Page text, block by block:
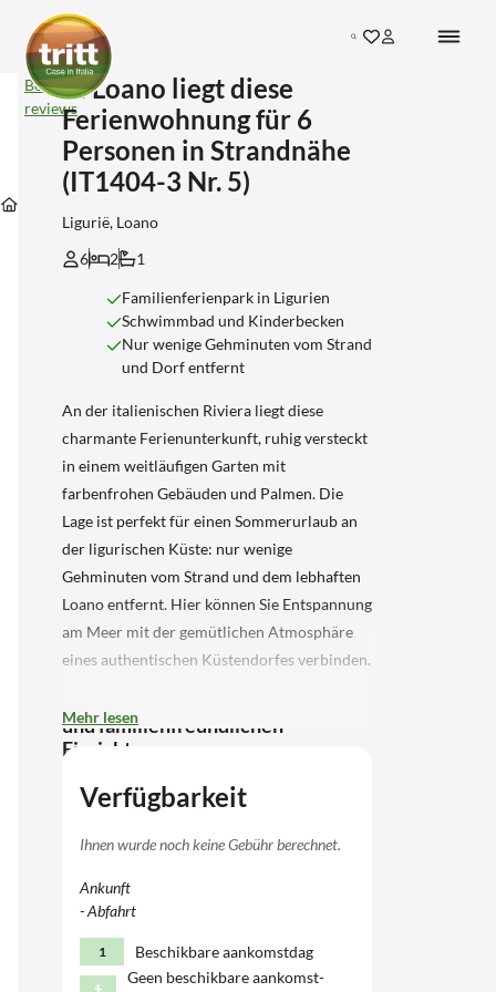
Search
Unterkünfte
Ligurie
Unterkünfte
Savona
Unterkünfte
Loano
In
Loano
liegt
Ferienwohnung
für
6
in
(IT1404-
Nr.
5)
Bekijk
reviews
In Loano liegt diese
Ferienwohnung für 6
Personen in Strandnähe
(IT1404-3 Nr. 5)
Ligurië, Loano
6
2 1
Familienferienpark in Ligurien
Schwimmbad und Kinderbecken
Nur wenige Gehminuten vom Strand
und Dorf entfernt
An der italienischen Riviera liegt diese
charmante Ferienunterkunft, ruhig versteckt
in einem weitläufigen Garten mit
farbenfrohen Gebäuden und Palmen. Die
Lage ist perfekt für einen Sommerurlaub an
der ligurischen Küste: nur wenige
Gehminuten vom Strand und dem lebhaften
Loano entfernt. Hier können Sie Entspannung
am Meer mit der gemütlichen Atmosphäre
eines authentischen Küstendorfes verbinden.
und familienfreundlichen
Einrichtungen
Diese Ferienunterkunft bietet alles für einen
unbeschwerten Familienurlaub für 6
Personen (4+2 Pers.). Es gibt einen Pool mit
und Eis sowie viel Platz zum Spielen mit
Tischtennis, Tischfußball und einem
Volleyballfeld. Im Juli und August werden bei
ausreichender Nachfrage lustige
Mehr lesen
Verfügbarkeit
Ihnen wurde noch keine Gebühr berechnet.
Ankunft
- Abfahrt
1 Beschikbare aankomstdag
1
Geen beschikbare aankomst-